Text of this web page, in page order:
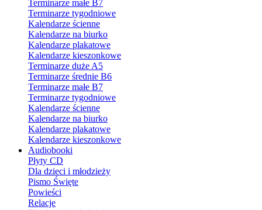
Terminarze małe B7
Terminarze tygodniowe
Kalendarze ścienne
Kalendarze na biurko
Kalendarze plakatowe
Kalendarze kieszonkowe
Terminarze duże A5
Terminarze średnie B6
Terminarze małe B7
Terminarze tygodniowe
Kalendarze ścienne
Kalendarze na biurko
Kalendarze plakatowe
Kalendarze kieszonkowe
Audiobooki
Płyty CD
Dla dzieci i młodzieży
Pismo Święte
Powieści
Relacje